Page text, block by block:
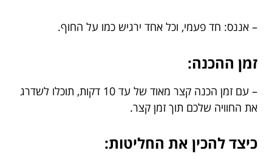
– אננס: חד פעמי, וכל אחד ירגיש כמו על החוף.
זמן ההכנה:
– עם זמן הכנה קצר מאוד של עד 10 דקות, תוכלו לשדרג
את החוויה שלכם תוך זמן קצר.
כיצד להכין את החליטות: